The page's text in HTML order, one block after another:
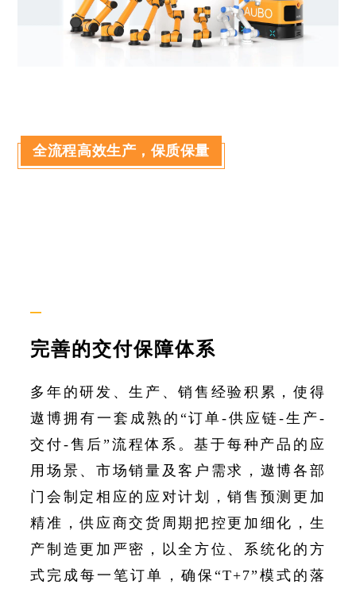
全流程高效生产，保质保量
—
完善的交付保障体系
多年的研发、生产、销售经验积累，使得
遨博拥有一套成熟的“订单-供应链-生产-
交付-售后”流程体系。基于每种产品的应
用场景、市场销量及客户需求，遨博各部
门会制定相应的应对计划，销售预测更加
精准，供应商交货周期把控更加细化，生
产制造更加严密，以全方位、系统化的方
式完成每一笔订单，确保“T+7”模式的落